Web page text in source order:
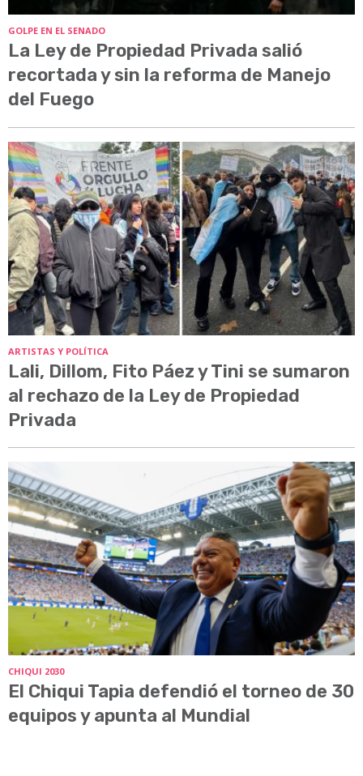
GOLPE EN EL SENADO
La Ley de Propiedad Privada salió
recortada y sin la reforma de Manejo
del Fuego
ARTISTAS Y POLÍTICA
Lali, Dillom, Fito Páez y Tini se sumaron
al rechazo de la Ley de Propiedad
Privada
CHIQUI 2030
El Chiqui Tapia defendió el torneo de 30
equipos y apunta al Mundial